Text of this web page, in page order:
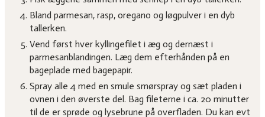
Bland parmesan, rasp, oregano og løgpulver i en dyb
tallerken.
Vend først hver kyllingefilet i æg og dernæst i
parmesanblandingen. Læg dem efterhånden på en
bageplade med bagepapir.
Spray alle 4 med en smule smørspray og sæt pladen i
ovnen i den øverste del. Bag fileterne i ca. 20 minutter
til de er sprøde og lysebrune på overfladen. Du kan evt